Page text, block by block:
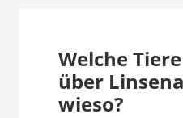
Welche
über
wieso?